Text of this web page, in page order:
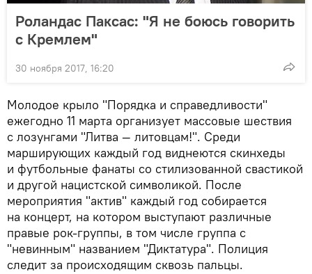
Роландас Паксас: "Я не боюсь говорить
с Кремлем"
30 ноября 2017, 16:20
Молодое крыло "Порядка и справедливости"
ежегодно 11 марта организует массовые шествия
с лозунгами "Литва — литовцам!". Среди
марширующих каждый год виднеются скинхеды
и футбольные фанаты со стилизованной свастикой
и другой нацистской символикой. После
мероприятия "актив" каждый год собирается
на концерт, на котором выступают различные
правые рок-группы, в том числе группа с
"невинным" названием "Диктатура". Полиция
следит за происходящим сквозь пальцы.